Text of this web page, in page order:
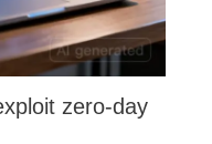
zero-day